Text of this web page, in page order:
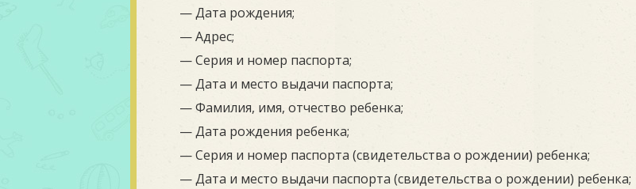
— Дата рождения;
— Адрес;
— Серия и номер паспорта;
— Дата и место выдачи паспорта;
— Фамилия, имя, отчество ребенка;
— Дата рождения ребенка;
— Серия и номер паспорта (свидетельства о рождении) ребенка;
— Дата и место выдачи паспорта (свидетельства о рождении) ребенка;